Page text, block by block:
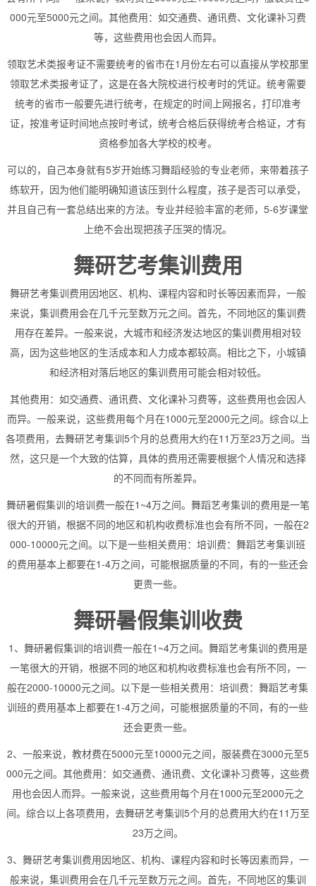
000元至5000元之间。其他费用：如交通费、通讯费、文化课补习费
等，这些费用也会因人而异。
领取艺术类报考证不需要统考的省市在1月份左右可以直接从学校那里
领取艺术类报考证了，这是在各大院校进行校考时的凭证。统考需要
统考的省市一般要先进行统考，在规定的时间上网报名，打印准考
证，按准考证时间地点按时考试，统考合格后获得统考合格证，才有
资格参加各大学校的校考。
可以的，自己本身就有5岁开始练习舞蹈经验的专业老师，来带着孩子
练软开，因为他们能明确知道该压到什么程度，孩子是否可以承受，
并且自己有一套总结出来的方法。专业并经验丰富的老师，5-6岁课堂
上绝不会出现把孩子压哭的情况。
舞研艺考集训费用
舞研艺考集训费用因地区、机构、课程内容和时长等因素而异，一般
来说，集训费用会在几千元至数万元之间。首先，不同地区的集训费
用存在差异。一般来说，大城市和经济发达地区的集训费用相对较
高，因为这些地区的生活成本和人力成本都较高。相比之下，小城镇
和经济相对落后地区的集训费用可能会相对较低。
其他费用：如交通费、通讯费、文化课补习费等，这些费用也会因人
而异。一般来说，这些费用每个月在1000元至2000元之间。综合以上
各项费用，去舞研艺考集训5个月的总费用大约在11万至23万之间。当
然，这只是一个大致的估算，具体的费用还需要根据个人情况和选择
的不同而有所差异。
舞研暑假集训的培训费一般在1~4万之间。舞蹈艺考集训的费用是一笔
很大的开销，根据不同的地区和机构收费标准也会有所不同，一般在2
000-10000元之间。以下是一些相关费用：培训费：舞蹈艺考集训班
的费用基本上都要在1-4万之间，可能根据质量的不同，有的一些还会
更贵一些。
舞研暑假集训收费
1、舞研暑假集训的培训费一般在1~4万之间。舞蹈艺考集训的费用是
一笔很大的开销，根据不同的地区和机构收费标准也会有所不同，一
般在2000-10000元之间。以下是一些相关费用：培训费：舞蹈艺考集
训班的费用基本上都要在1-4万之间，可能根据质量的不同，有的一些
还会更贵一些。
2、一般来说，教材费在5000元至10000元之间，服装费在3000元至5
000元之间。其他费用：如交通费、通讯费、文化课补习费等，这些费
用也会因人而异。一般来说，这些费用每个月在1000元至2000元之
间。综合以上各项费用，去舞研艺考集训5个月的总费用大约在11万至
23万之间。
3、舞研艺考集训费用因地区、机构、课程内容和时长等因素而异，一
般来说，集训费用会在几千元至数万元之间。首先，不同地区的集训